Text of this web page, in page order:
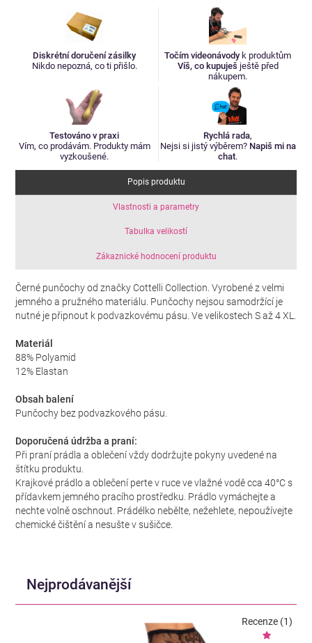
Diskrétní doručení zásilky
Nikdo nepozná, co ti přišlo.
Točím videonávody k produktům
Víš, co kupuješ ještě před
nákupem.
Testováno v praxi
Vím, co prodávám. Produkty mám
vyzkoušené.
Rychlá rada,
Nejsi si jistý výběrem? Napiš mi na
chat.
Popis produktu
Vlastnosti a parametry
Tabulka velikostí
Zákaznické hodnocení produktu
Černé punčochy od značky Cottelli Collection. Vyrobené z velmi
jemného a pružného materiálu. Punčochy nejsou samodržící je
nutné je připnout k podvazkovému pásu. Ve velikostech S až 4 XL.
Materiál
88% Polyamid
12% Elastan
Obsah balení
Punčochy bez podvazkového pásu.
Doporučená údržba a praní:
Při praní prádla a oblečení vždy dodržujte pokyny uvedené na
štítku produktu.
Krajkové prádlo a oblečení perte v ruce ve vlažné vodě cca 40°C s
přídavkem jemného pracího prostředku. Prádlo vymáchejte a
nechte volně oschnout. Prádélko nebělte, nežehlete, nepoužívejte
chemické čištění a nesušte v sušičce.
Nejprodávanější
Recenze (1)